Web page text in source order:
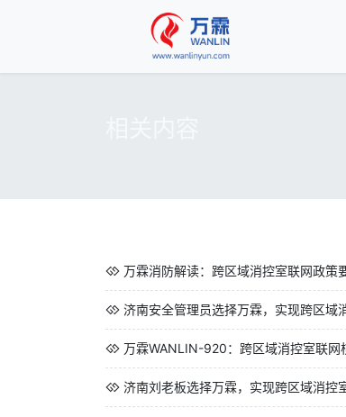
万霖消防解读：跨区域消控室联网政策
济南安全管理员选择万霖，实现跨区域
万霖WANLIN-920：跨区域消控室联网
济南刘老板选择万霖，实现跨区域消控